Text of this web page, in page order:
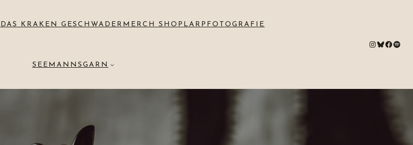
DAS KRAKEN GESCHWADER MERCH SHOP LARPFOTOGRAFIE
SEEMANNSGARN
# Bluesky # Spotify